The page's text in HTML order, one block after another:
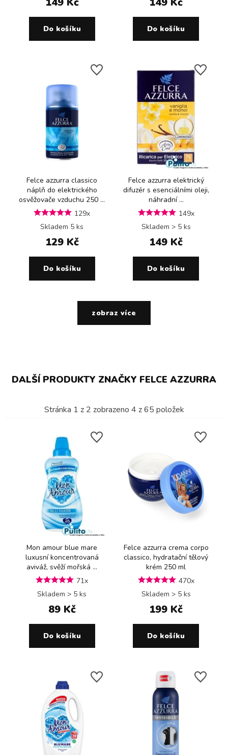
Do košíku Do košíku
Felce azzurra classico
náplň do elektrického
osvěžovače vzduchu 250 ...
129x
Skladem 5 ks
129 Kč
Do košíku
Felce azzurra elektrický
difuzér s esenciálními oleji,
náhradní ...
149x
Skladem > 5 ks
149 Kč
Do košíku
zobraz více
DALŠÍ PRODUKTY ZNAČKY FELCE AZZURRA
Stránka 1 z 2 zobrazeno 4 z65 položek
Mon amour blue mare
luxusní koncentrovaná
aviváž, svěží mořská ...
71x
Skladem > 5 ks
89 Kč
Do košíku
Felce azzurra crema corpo
classico, hydratační tělový
krém 250 ml
470x
Skladem > 5 ks
199 Kč
Do košíku